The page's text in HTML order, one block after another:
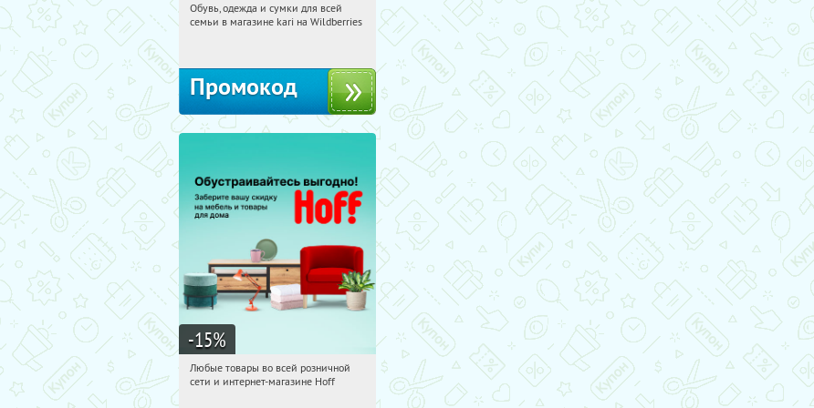
17:21:03 Получили:
Обувь, одежда и сумки для всей
семьи в магазине kari на Wildberries
Промокод
-15%
17:21:03 Получили:
Любые товары во всей розничной
сети и интернет-магазине Hoff